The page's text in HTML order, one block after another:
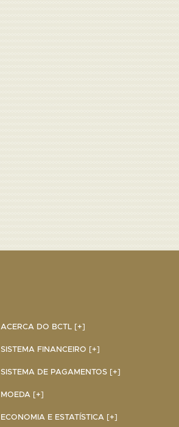
ACERCA DO BCTL [+]
SISTEMA FINANCEIRO [+]
SISTEMA DE PAGAMENTOS [+]
MOEDA [+]
ECONOMIA E ESTATÍSTICA [+]